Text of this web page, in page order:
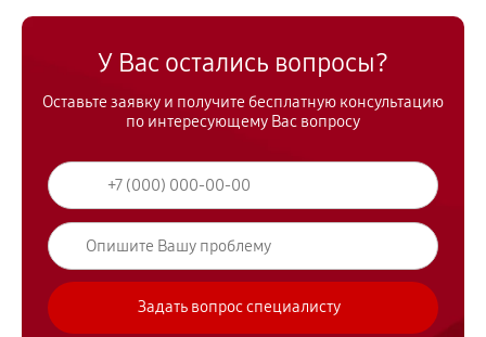
У Вас остались вопросы?
Оставьте заявку и получите бесплатную консультацию
по интересующему Вас вопросу